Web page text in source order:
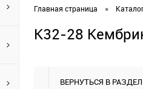
Главная страница •
K32-28
ВЕРНУТЬСЯ В РАЗДЕЛ